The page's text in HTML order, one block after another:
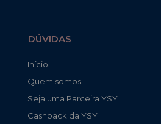
DÚVIDAS
Início
Quem somos
Seja uma Parceira YSY
Cashback da YSY